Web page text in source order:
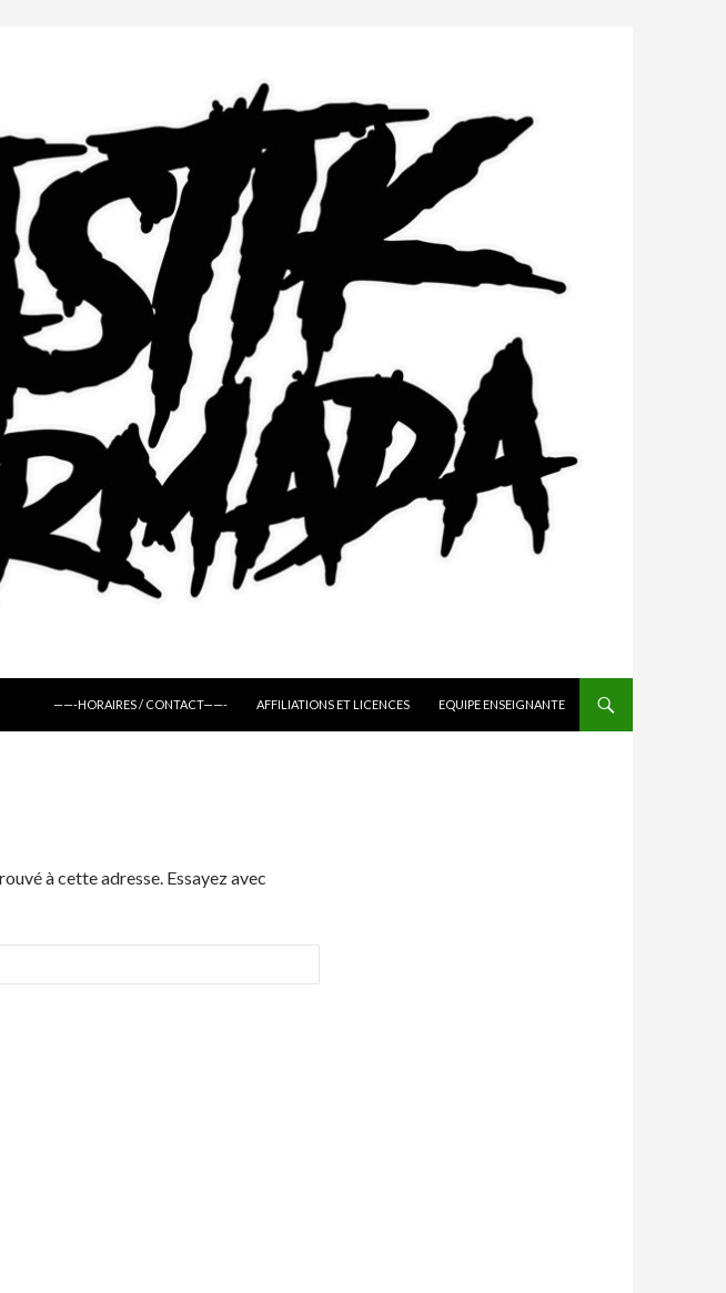
——-HORAIRES / CONTACT——-
AFFILIATIONS ET LICENCES EQUIPE ENSEIGNANTE
à cette adresse. Essayez avec